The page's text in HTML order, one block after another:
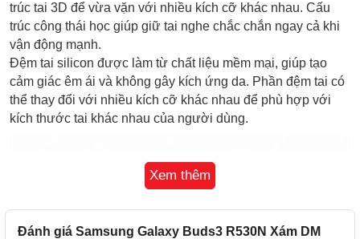
trúc tai 3D để vừa vặn với nhiều kích cỡ khác nhau. Cấu
trúc công thái học giúp giữ tai nghe chắc chắn ngay cả khi
vận động mạnh.
Đệm tai silicon được làm từ chất liệu mềm mại, giúp tạo
cảm giác êm ái và không gây kích ứng da. Phần đệm tai có
thể thay đổi với nhiều kích cỡ khác nhau để phù hợp với
kích thước tai khác nhau của người dùng.
Xem thêm
Đánh giá Samsung Galaxy Buds3 R530N Xám DM